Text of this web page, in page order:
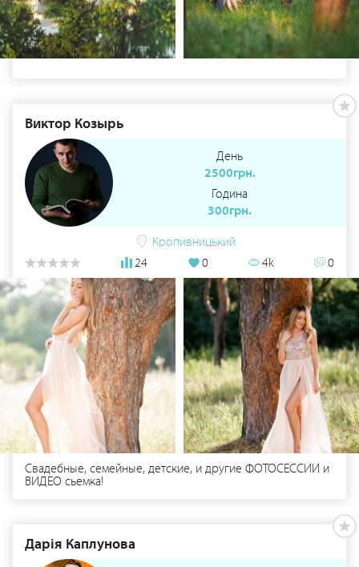
Виктор Козырь
День
2500грн.
Година
300грн.
Кропивницький
24
0 4k 0
Свадебные, семейные, детские, и другие ФОТОСЕССИИ и
ВИДЕО сьемка!
Дарія Каплунова